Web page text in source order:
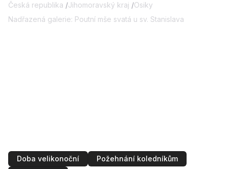
Česká republika /Jihomoravský kraj /Osiky
Nadřazená galerie: Poutní mše svatá u sv. Stanislava
Doba velikonoční
Požehnání koledníkům